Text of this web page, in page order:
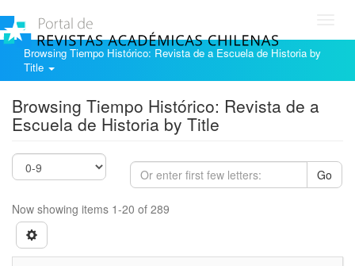
Browsing Tiempo Histórico: Revista de a Escuela de Historia by
Title
Browsing Tiempo Histórico: Revista de a
Escuela de Historia by Title
Go
Now showing items 1-20 of 289